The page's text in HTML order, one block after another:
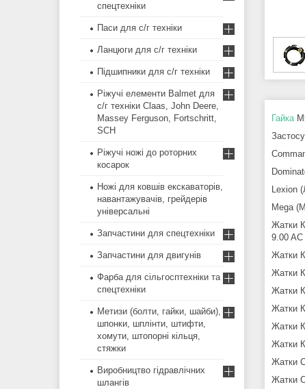
Гайка
Lexion
Mega
Жатки
9.00 AC
Жатки
Жатки
Жатки
Жатки
Жатки
Жатки
Жатки
Жатки
спецтехніки
Паси для с/г техніки
Ланцюги для с/г техніки
Підшипники для с/г техніки
Ріжучі елементи Balmet для
с/г техніки Claas, John Deere,
Massey Ferguson, Fortschritt,
SCH
Ріжучі ножі до роторних
косарок
Ножі для ковшів екскаваторів,
навантажувачів, грейдерів
універсальні
Запчастини для спецтехніки
Запчастини для двигунів
Фарба для сільгосптехніки та
спецтехніки
Метизи (болти, гайки, шайби),
шпонки, шплінти, штифти,
хомути, штопорні кільця,
стяжки
Виробництво гідравлічних
шлангів